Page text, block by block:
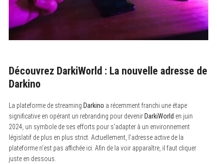
Découvrez DarkiWorld : La nouvelle adresse de
Darkino
La plateforme de streaming Darkino a récemment franchi une étape
significative en opérant un rebranding pour devenir DarkiWorld en juin
2024, un symbole de ses efforts pour s’adapter à un environnement
législatif de plus en plus strict. Actuellement, l’adresse active de la
plateforme n’est pas affichée ici. Afin de la voir apparaître, il faut cliquer
juste en dessous.